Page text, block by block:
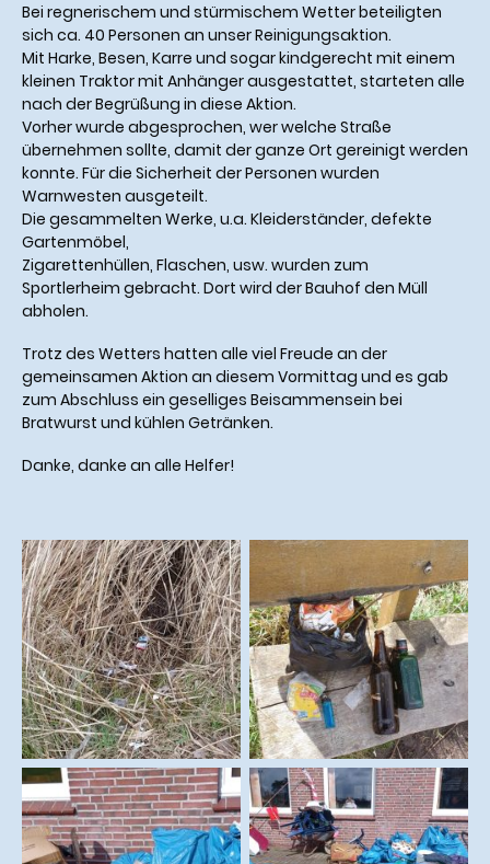
Bei regnerischem und stürmischem Wetter beteiligten
sich ca. 40 Personen an unser Reinigungsaktion.
Mit Harke, Besen, Karre und sogar kindgerecht mit einem
kleinen Traktor mit Anhänger ausgestattet, starteten alle
nach der Begrüßung in diese Aktion.
Vorher wurde abgesprochen, wer welche Straße
übernehmen sollte, damit der ganze Ort gereinigt werden
konnte. Für die Sicherheit der Personen wurden
Warnwesten ausgeteilt.
Die gesammelten Werke, u.a. Kleiderständer, defekte
Gartenmöbel,
Zigarettenhüllen, Flaschen, usw. wurden zum
Sportlerheim gebracht. Dort wird der Bauhof den Müll
abholen.
Trotz des Wetters hatten alle viel Freude an der
gemeinsamen Aktion an diesem Vormittag und es gab
zum Abschluss ein geselliges Beisammensein bei
Bratwurst und kühlen Getränken.
Danke, danke an alle Helfer!